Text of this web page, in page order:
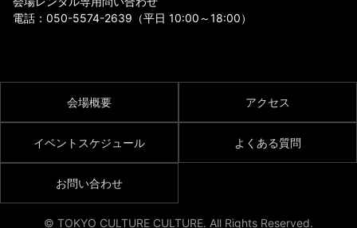
電話： 050-5574-2639 （平日 10:00～18:00）
会場概要 アクセス
イベントスケジュール よくある質問
お問い合わせ
© TOKYO CULTURE CULTURE. All Rights Reserved.